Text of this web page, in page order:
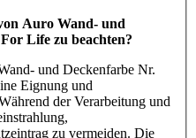
Auro Wand- und
Life zu beachten?
und Deckenfarbe Nr.
Eignung und
der Verarbeitung und
zu vermeiden. Die